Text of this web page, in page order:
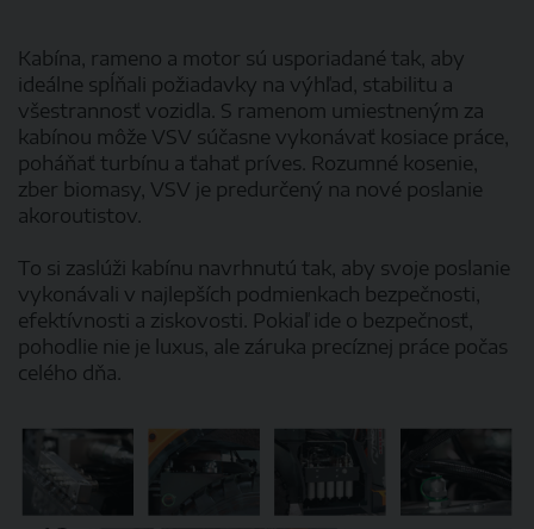
Kabína, rameno a motor sú usporiadané tak, aby
ideálne spĺňali požiadavky na výhľad, stabilitu a
všestrannosť vozidla. S ramenom umiestneným za
kabínou môže VSV súčasne vykonávať kosiace práce,
poháňať turbínu a ťahať príves. Rozumné kosenie,
zber biomasy, VSV je predurčený na nové poslanie
akoroutistov.
To si zaslúži kabínu navrhnutú tak, aby svoje poslanie
vykonávali v najlepších podmienkach bezpečnosti,
efektívnosti a ziskovosti. Pokiaľ ide o bezpečnosť,
pohodlie nie je luxus, ale záruka precíznej práce počas
celého dňa.